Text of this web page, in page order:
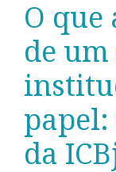
O que
de
papel:
da